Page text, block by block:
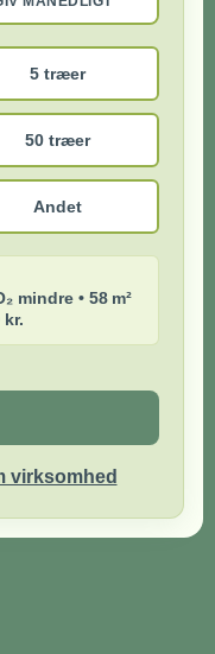
5 træer
50 træer
Andet
mindre • 58 m²
kr.
virksomhed